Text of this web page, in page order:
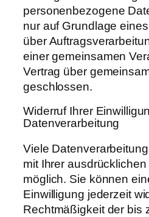
personenbezogene
nur auf Grundlage
über
einer gemeinsamen
Vertrag über
geschlossen.
Widerruf Ihrer
Datenverarbeitung
Viele
mit Ihrer
möglich. Sie können
Einwilligung jederzeit
Rechtmäßigkeit der bis